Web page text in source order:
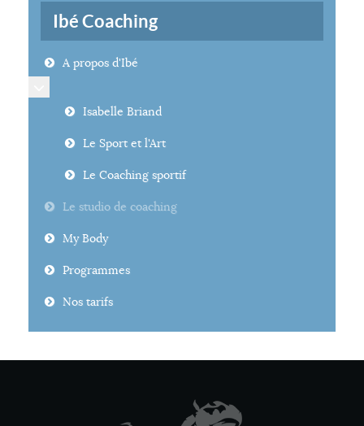
Ibé Coaching
A propos d'Ibé
Isabelle Briand
Le Sport et l'Art
Le Coaching sportif
Le studio de coaching
My Body
Programmes
Nos tarifs